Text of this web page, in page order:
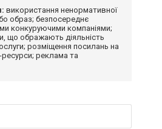
використання ненормативної
образ; безпосереднє
конкуруючими компаніями;
що ображають діяльність
розміщення посилань на
ресурси; реклама та